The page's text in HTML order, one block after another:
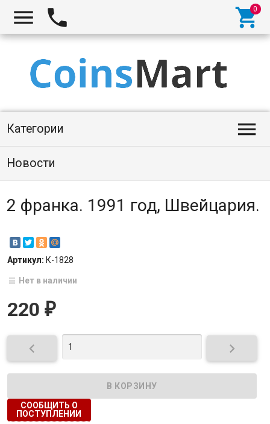
  
Категории 
Новости
2 франка. 1991 год, Швейцария.
Артикул: К-1828
Нет в наличии
220 ₽
 
СООБЩИТЬ О
ПОСТУПЛЕНИИ